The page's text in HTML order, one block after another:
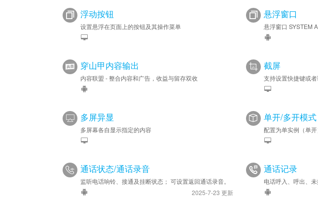
浮动按钮
设置悬浮在页面上的按钮及其操作菜单
悬浮窗口
悬浮窗口 SYSTEM
穿山甲内容输出
内容联盟 - 整合内容和广告，收益与留存双收
截屏
支持设置快捷键或
多屏异显
多屏幕各自显示指定的内容
单开/多开模式
配置为单实例（单
通话状态/通话录音
监听电话响铃、接通及挂断状态； 可设置返回通话录音。
2025-7-23 更新
通话记录
电话呼入、呼出、